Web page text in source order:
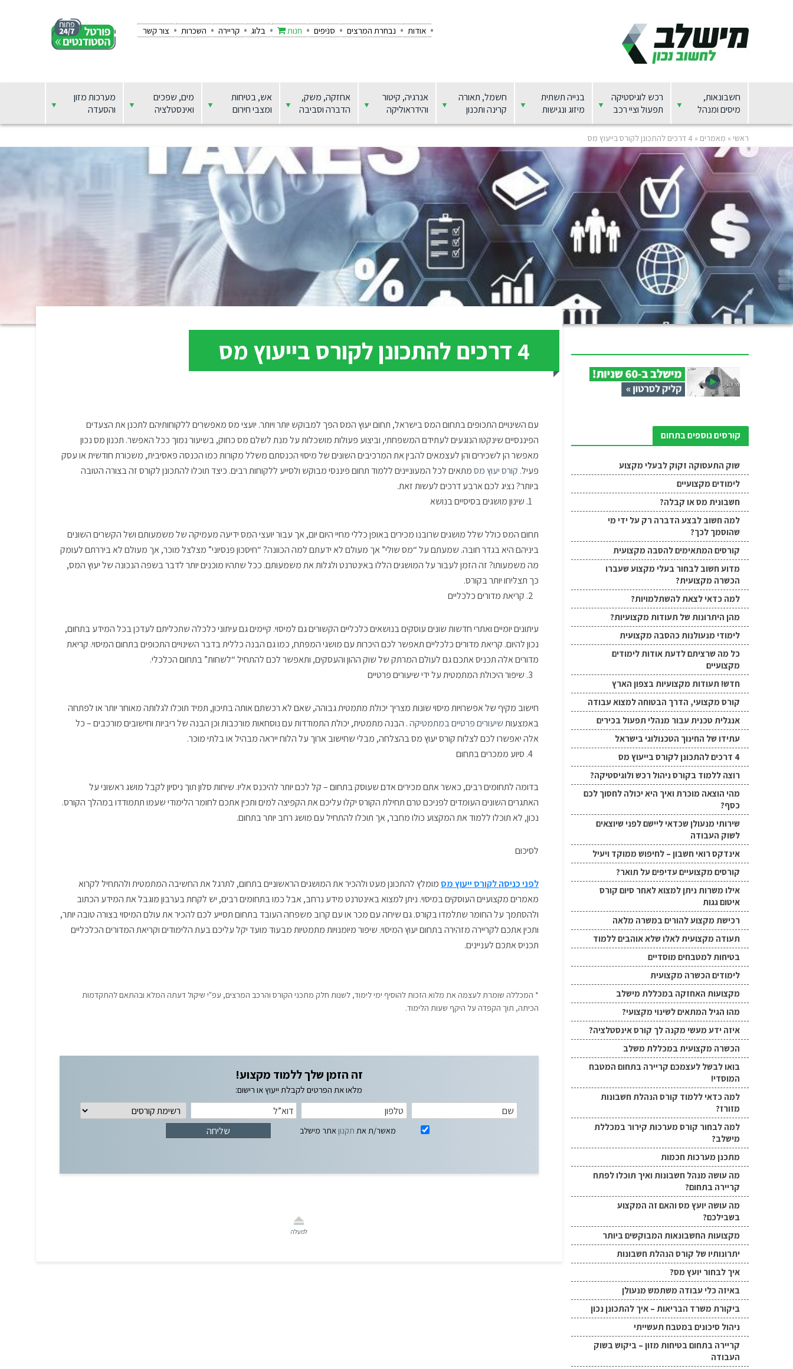
אודות נבחרת המרצים סניפים חנות בלוג קריירה השכרות צור קשר
חשבונאות,
מיסים ומנהל
רכש לוגיסטיקה
תפעול וציי רכב
בנייה תשתית
מיזוג ונגישות
חשמל, תאורה
קרינה ותכנון
אנרגיה, קיטור
והידראוליקה
אחזקה, משק,
הדברה וסביבה
אש, בטיחות
ומצבי חירום
מים, שפכים
ואינסטלציה
מערכות מזון
והסעדה
ראשי » מאמרים » 4 דרכים להתכונן לקורס בייעוץ מס
קורסים נוספים בתחום
שוק התעסוקה זקוק לבעלי מקצוע
לימודים מקצועיים
חשבונית מס או קבלה?
למה חשוב לבצע הדברה רק על ידי מי
שהוסמך לכך?
קורסים המתאימים להסבה מקצועית
מדוע חשוב לבחור בעלי מקצוע שעברו
הכשרה מקצועית?
למה כדאי לצאת להשתלמויות?
מהן היתרונות של תעודות מקצועיות?
לימודי מנעולנות כהסבה מקצועית
כל מה שרציתם לדעת אודות לימודים
מקצועיים
חדש! תעודות מקצועיות בצפון הארץ
קורס מקצועי, הדרך הבטוחה למצוא עבודה
אנגלית טכנית עבור מנהלי תפעול בכירים
עתידו של החינוך הטכנולוגי בישראל
4 דרכים להתכונן לקורס בייעוץ מס
רוצה ללמוד בקורס ניהול רכש ולוגיסטיקה?
מהי הוצאה מוכרת ואיך היא יכולה לחסוך לכם
כסף?
שירותי מנעולן שכדאי ליישם לפני שיוצאים
לשוק העבודה
אינדקס רואי חשבון – לחיפוש ממוקד ויעיל
קורסים מקצועיים עדיפים על תואר?
אילו משרות ניתן למצוא לאחר סיום קורס
איטום גגות
רכישת מקצוע להורים במשרה מלאה
תעודה מקצועית לאלו שלא אוהבים ללמוד
בטיחות למטבחים מוסדיים
לימודים הכשרה מקצועית
מקצועות האחזקה במכללת מישלב
מהו הגיל המתאים לשינוי מקצועי?
איזה ידע מעשי מקנה לך קורס אינסטלציה?
הכשרה מקצועית במכללת משלב
בואו לבשל לעצמכם קריירה בתחום המטבח
המוסדי!
למה כדאי ללמוד קורס הנהלת חשבונות
מזורז?
למה לבחור קורס מערכות קירור במכללת
מישלב?
מתכנן מערכות חכמות
מה עושה מנהל חשבונות ואיך תוכלו לפתח
קריירה בתחום?
מה עושה יועץ מס והאם זה המקצוע
בשבילכם?
מקצועות החשבונאות המבוקשים ביותר
יתרונותיו של קורס הנהלת חשבונות
איך לבחור יועץ מס?
באיזה כלי עבודה משתמש מנעולן
ביקורת משרד הבריאות – איך להתכונן נכון
ניהול סיכונים במטבח תעשייתי
קריירה בתחום בטיחות מזון – ביקוש בשוק
העבודה
4 דרכים להתכונן לקורס בייעוץ מס
עם השינויים התכופים בתחום המס בישראל, תחום יעוץ המס הפך למבוקש יותר ויותר. יועצי מס מאפשרים ללקוחותיהם לתכנן את הצעדים
הפיננסיים שינקטו הנוגעים לעתידם המשפחתי, וביצוע פעולות מושכלות על מנת לשלם מס כחוק, בשיעור נמוך ככל האפשר. תכנון מס נכון
מאפשר הן לשכירים והן לעצמאים להבין את המרכיבים השונים של מיסוי הכנסתם משלל מקורות כמו הכנסה פאסיבית, משכורת חודשית או עסק
פעיל. קורס יעוץ מסמתאים לכל המעוניינים ללמוד תחום פיננסי מבוקש ולסייע ללקוחות רבים. כיצד תוכלו להתכונן לקורס זה בצורה הטובה
ביותר? נציג לכם ארבע דרכים לעשות זאת.
שינון מושגים בסיסיים בנושא
תחום המס כולל שלל מושגים שרובנו מכירים באופן כללי מחיי היום יום, אך עבור יועצי המס ידיעה מעמיקה של משמעותם ושל הקשרים השונים
ביניהם היא בגדר חובה. שמעתם על “מס שולי” אך מעולם לא ידעתם למה הכוונה? “חיסכון פנסיוני” מצלצל מוכר, אך מעולם לא ביררתם לעומק
מה משמעותו? זה הזמן לעבור על המושגים הללו באינטרנט ולגלות את משמעותם. ככל שתהיו מוכנים יותר לדבר בשפה הנכונה של יעוץ המס,
כך תצליחו יותר בקורס.
קריאת מדורים כלכליים
עיתונים יומיים ואתרי חדשות שונים עוסקים בנושאים כלכליים הקשורים גם למיסוי. קיימים גם עיתוני כלכלה שתכליתם לעדכן בכל המידע בתחום,
נכון להיום. קריאת מדורים כלכליים תאפשר לכם היכרות עם מושגי המפתח, כמו גם הבנה כללית בדבר השינויים התכופים בתחום המיסוי. קריאת
מדורים אלה תכניס אתכם גם לעולם המרתק של שוק ההון והעסקים, ותאפשר לכם להתחיל “לשחות” בתחום הכלכלי.
שיפור היכולת המתמטית על ידי שיעורים פרטיים
חישוב מקיף של אפשרויות מיסוי שונות מצריך יכולת מתמטית גבוהה, שאם לא רכשתם אותה בתיכון, תמיד תוכלו לגלותה מאוחר יותר או לפתחה
באמצעותשיעורים פרטיים במתמטיקה. הבנה מתמטית, יכולת התמודדות עם נוסחאות מורכבות וכן הבנה של ריביות וחישובים מורכבים – כל
אלה יאפשרו לכם לצלוח קורס יעוץ מס בהצלחה, מבלי שחישוב ארוך על הלוח ייראה מבהיל או בלתי מוכר.
סיוע ממכרים בתחום
בדומה לתחומים רבים, כאשר אתם מכירים אדם שעוסק בתחום – קל לכם יותר להיכנס אליו. שיחות סלון תוך ניסיון לקבל מושג ראשוני על
האתגרים השונים העומדים לפניכם טרם תחילת הקורס יקלו עליכם את הקפיצה למים ותכין אתכם לחומר הלימודי שעמו תתמודדו במהלך הקורס.
נכון, לא תוכלו ללמוד את המקצוע כולו מחבר, אך תוכלו להתחיל עם מושג רחב יותר בתחום.
לסיכום
לפני כניסה לקורס ייעוץ מס מומלץ להתכונן מעט ולהכיר את המושגים הראשוניים בתחום, לתרגל את החשיבה המתמטית ולהתחיל לקרוא
מאמרים מקצועיים העוסקים במיסוי. ניתן למצוא באינטרנט מידע נרחב, אבל כמו בתחומים רבים, יש לקחת בערבון מוגבל את המידע הכתוב
ולהסתמך על החומר שתלמדו בקורס. גם שיחה עם מכר או עם קרוב משפחה העובד בתחום תסייע לכם להכיר את עולם המיסוי בצורה טובה יותר,
ותכין אתכם לקריירה מזהירה בתחום יעוץ המיסוי. שיפור מיומנויות מתמטיות מבעוד מועד יקל עליכם בעת הלימודים וקריאת המדורים הכלכליים
תכניס אתכם לעניינים.
* המכללה שומרת לעצמה את מלוא הזכות להוסיף ימי לימוד, לשנות חלק מתכני הקורס והרכב המרצים, עפ"י שיקול דעתה המלא ובהתאם להתקדמות
הכיתה, תוך הקפדה על היקף שעות הלימוד.
זה הזמן שלך ללמוד מקצוע!
מלאו את הפרטים לקבלת ייעוץ או רישום:
מאשר/ת את תקנון אתר מישלב
למעלה